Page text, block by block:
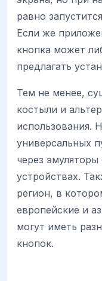
равно
Если же
кнопка может
предлагать
Тем не менее,
костыли и
использования.
универсальных
через
устройствах.
регион, в
европейские и
могут иметь
кнопок.